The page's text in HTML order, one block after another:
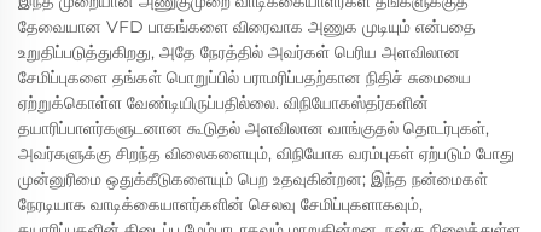
தேவையான VFD பாகங்களை விரைவாக அணுக முடியும் என்பதை
உறுதிப்படுத்துகிறது, அதே நேரத்தில் அவர்கள் பெரிய அளவிலான
சேமிப்புகளை தங்கள் பொறுப்பில் பராமரிப்பதற்கான நிதிச் சுமையை
ஏற்றுக்கொள்ள வேண்டியிருப்பதில்லை. விநியோகஸ்தர்களின்
தயாரிப்பாளர்களுடனான கூடுதல் அளவிலான வாங்குதல் தொடர்புகள்,
அவர்களுக்கு சிறந்த விலைகளையும், விநியோக வரம்புகள் ஏற்படும் போது
முன்னுரிமை ஒதுக்கீடுகளையும் பெற உதவுகின்றன; இந்த நன்மைகள்
நேரடியாக வாடிக்கையாளர்களின் செலவு சேமிப்புகளாகவும்,